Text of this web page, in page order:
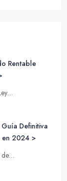
Rentable
Definitiva
en 2024 >
de…